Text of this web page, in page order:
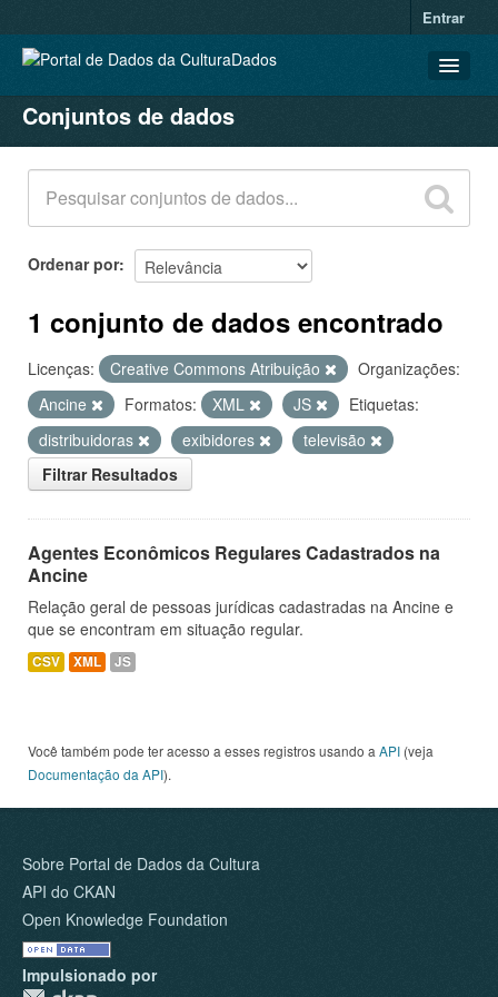
Entrar
CONJUNTOS DE DADOS
ORGANIZAÇÕES
GRUPOS
SOBRE
Conjuntos de dados
Ordenar por
1 conjunto de dados encontrado
Licenças: Creative Commons Atribuição
Organizações:
Ancine
Formatos: XML JS
Etiquetas:
distribuidoras
exibidores
televisão
Filtrar Resultados
Agentes Econômicos Regulares Cadastrados na
Ancine
Relação geral de pessoas jurídicas cadastradas na Ancine e
que se encontram em situação regular.
CSV XML JS
Você também pode ter acesso a esses registros usando a API (veja
Documentação da API).
Sobre Portal de Dados da Cultura
API do CKAN
Open Knowledge Foundation
Impulsionado por